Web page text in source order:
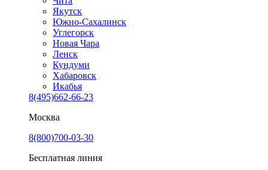
Якутск
Южно-Сахалинск
Углегорск
Новая Чара
Ленск
Кундуми
Хабаровск
Икабья
8(495)662-66-23
Москва
8(800)700-03-30
Бесплатная линия